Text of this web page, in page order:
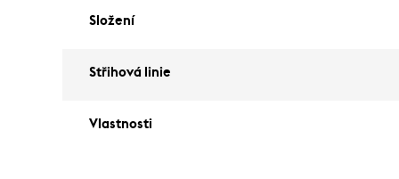
Složení
Střihová linie
Vlastnosti